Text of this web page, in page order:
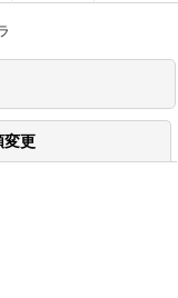
変更